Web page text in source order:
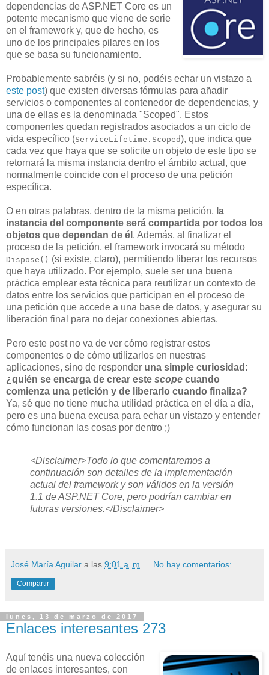
dependencias de ASP.NET Core es un
potente mecanismo que viene de serie
en el framework y, que de hecho, es
uno de los principales pilares en los
que se basa su funcionamiento.
Probablemente sabréis (y si no, podéis echar un vistazo a
este post) que existen diversas fórmulas para añadir
servicios o componentes al contenedor de dependencias, y
una de ellas es la denominada "Scoped". Estos
componentes quedan registrados asociados a un ciclo de
vida específico (ServiceLifetime.Scoped), que indica que
cada vez que haya que se solicite un objeto de este tipo se
retornará la misma instancia dentro el ámbito actual, que
normalmente coincide con el proceso de una petición
específica.
O en otras palabras, dentro de la misma petición, la
instancia del componente será compartida por todos los
objetos que dependan de él . Además, al finalizar el
proceso de la petición, el framework invocará su método
Dispose() (si existe, claro), permitiendo liberar los recursos
que haya utilizado. Por ejemplo, suele ser una buena
práctica emplear esta técnica para reutilizar un contexto de
datos entre los servicios que participan en el proceso de
una petición que accede a una base de datos, y asegurar su
liberación final para no dejar conexiones abiertas.
Pero este post no va de ver cómo registrar estos
componentes o de cómo utilizarlos en nuestras
aplicaciones, sino de responder una simple curiosidad:
¿quién se encarga de crear este scope cuando
comienza una petición y de liberarlo cuando finaliza?
Ya, sé que no tiene mucha utilidad práctica en el día a día,
pero es una buena excusa para echar un vistazo y entender
cómo funcionan las cosas por dentro ;)
<Disclaimer>Todo lo que comentaremos a
continuación son detalles de la implementación
actual del framework y son válidos en la versión
1.1 de ASP.NET Core, pero podrían cambiar en
futuras versiones.</Disclaimer>
José María Aguilar a las 9:01 a. m. No hay comentarios:
Compartir
lunes, 13 de marzo de 2017
Enlaces interesantes 273
Aquí tenéis una nueva colección
de enlaces interesantes, con